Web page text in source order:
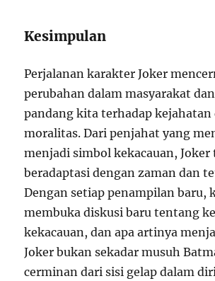
Kesimpulan
Perjalanan karakter Joker
perubahan dalam masyarakat
pandang kita terhadap kejahatan
moralitas. Dari penjahat yang
menjadi simbol kekacauan, Joker
beradaptasi dengan zaman dan
Dengan setiap penampilan baru,
membuka diskusi baru tentang
kekacauan, dan apa artinya
Joker bukan sekadar musuh
cerminan dari sisi gelap dalam